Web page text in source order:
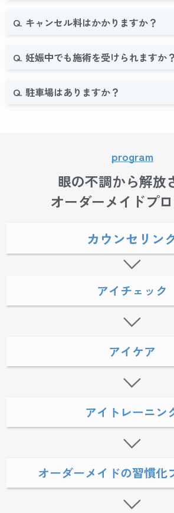
Q. キャンセル料はかかりますか？
Q. 妊娠中でも施術を受けられますか？
Q. 駐車場はありますか？
program
眼の不調から解放
オーダーメイドプ
カウンセリン
アイチェック
アイケア
アイトレーニン
オーダーメイドの習慣化